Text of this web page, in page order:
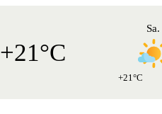
+21°C
Sa.
+21°C